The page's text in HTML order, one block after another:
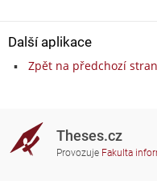
Další aplikace
Zpět na předchozí
Theses.cz
Provozuje Fakulta